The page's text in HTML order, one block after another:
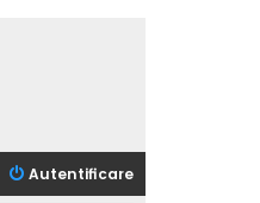
Autentificare